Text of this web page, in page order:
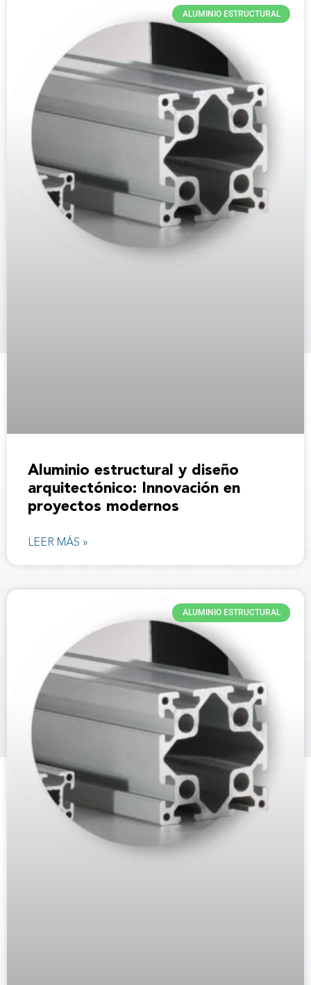
ALUMINIO ESTRUCTURAL
Aluminio estructural y diseño
arquitectónico: Innovación en
proyectos modernos
LEER MÁS »
ALUMINIO ESTRUCTURAL